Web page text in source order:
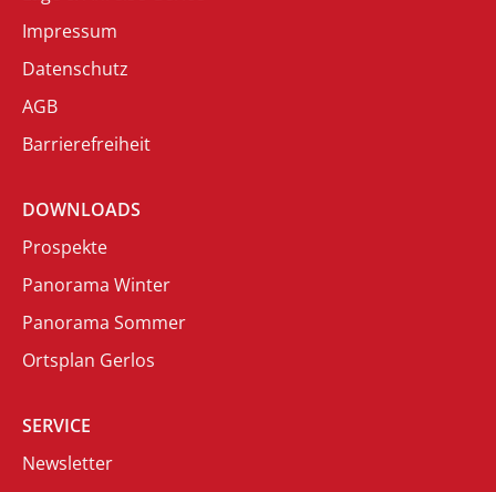
Impressum
Datenschutz
AGB
Barrierefreiheit
DOWNLOADS
Prospekte
Panorama Winter
Panorama Sommer
Ortsplan Gerlos
SERVICE
Newsletter